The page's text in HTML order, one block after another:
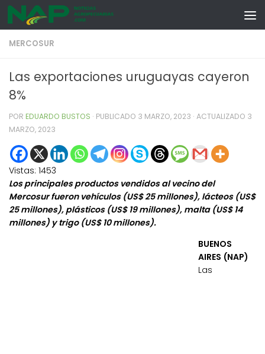
Skip to content
MERCOSUR
Las exportaciones uruguayas cayeron
8%
POR EDUARDO BUSTOS · PUBLICADO 3 MARZO, 2023 · ACTUALIZADO 3
MARZO, 2023
Vistas: 1453
Los principales productos vendidos al vecino del
Mercosur fueron vehículos (US$ 25 millones), lácteos (US$
25 millones), plásticos (US$ 19 millones), malta (US$ 14
millones) y trigo (US$ 10 millones).
BUENOS
AIRES (NAP)
Las